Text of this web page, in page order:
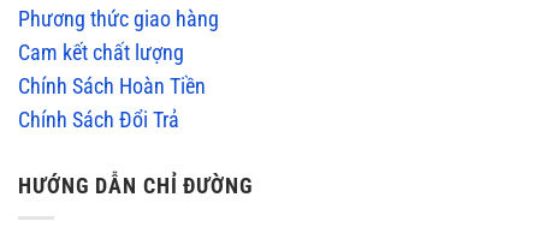
Phương thức giao hàng
Cam kết chất lượng
Chính Sách Hoàn Tiền
Chính Sách Đổi Trả
HƯỚNG DẪN CHỈ ĐƯỜNG